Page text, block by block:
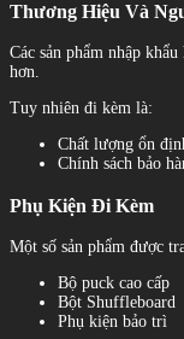
Thương Hiệu Và
Các sản phẩm nhập
hơn.
Tuy nhiên đi kèm là:
Chất lượng ổn
Chính sách bảo
Phụ Kiện Đi Kèm
Một số sản phẩm được
Bộ puck cao cấp
Bột Shuffleboard
Phụ kiện bảo trì